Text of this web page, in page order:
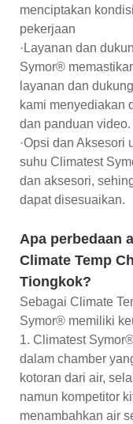
menciptakan
pekerjaan
·Layanan dan
Symor®
layanan dan
kami menyediakan
dan panduan video.
·Opsi dan
suhu Climatest
dan aksesori,
dapat disesuaikan.
Apa perbedaan
Climate Temp
Tiongkok?
Sebagai Climate
Symor® memiliki
1. Climatest
dalam chamber
kotoran dari air,
namun kompetitor
menambahkan air